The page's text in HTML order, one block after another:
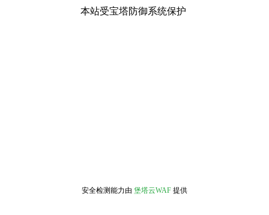
本站受宝塔防御系统保护
安全检测能力由 堡塔云WAF 提供